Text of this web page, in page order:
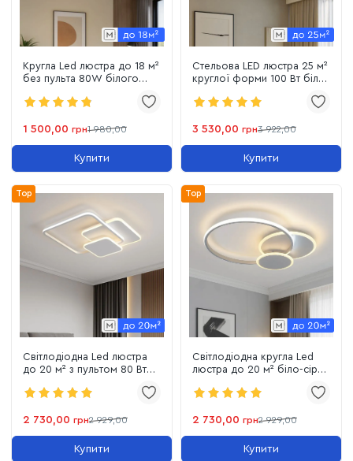
Кругла Led люстра до 18 м²
без пульта 80W білого
1)
1 500,00 грн1 980,00
Купити
Стельова LED люстра 25 м²
круглої форми 100 Вт біла
(VIOLUX SPINER 220525)
3 530,00 грн3 922,00
Купити
Top
Світлодіодна Led люстра
до 20 м² з пультом 80 Вт
Trio 220375)
2 730,00 грн2 929,00
Купити
Top
Світлодіодна кругла Led
люстра до 20 м² біло-сіра
220365)
2 730,00 грн2 929,00
Купити